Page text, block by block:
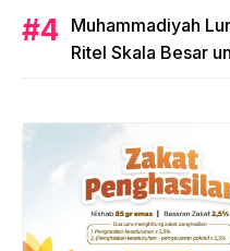
Muhammadiyah
Ritel Skala Besar